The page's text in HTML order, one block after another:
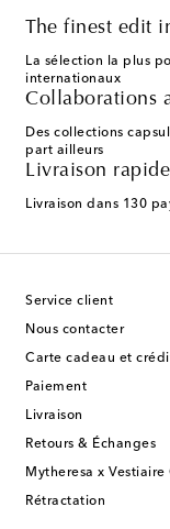
The finest edit
La sélection la plus
internationaux
Collaborations
Des collections
part ailleurs
Livraison rapide
Livraison dans 130
Service client
Nous contacter
Carte cadeau et
Paiement
Livraison
Retours & Échanges
Mytheresa x
Rétractation